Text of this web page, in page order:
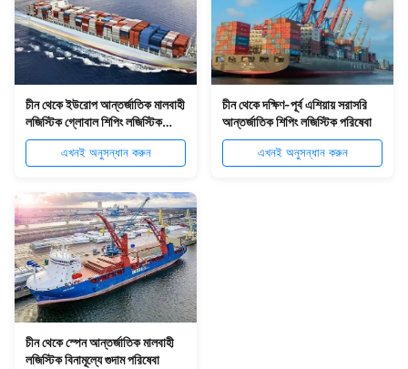
চীন থেকে ইউরোপ আন্তর্জাতিক মালবাহী
লজিস্টিক গ্লোবাল শিপিং লজিস্টিক
পরিষেবা
এখনই অনুসন্ধান করুন
চীন থেকে দক্ষিণ-পূর্ব এশিয়ায় সরাসরি
আন্তর্জাতিক শিপিং লজিস্টিক পরিষেবা
এখনই অনুসন্ধান করুন
চীন থেকে স্পেন আন্তর্জাতিক মালবাহী
লজিস্টিক বিনামূল্যে গুদাম পরিষেবা